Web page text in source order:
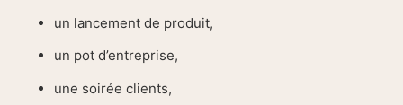
un lancement de produit,
un pot d’entreprise,
une soirée clients,